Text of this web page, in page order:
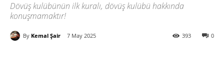
Dövüş kulübünün ilk kuralı, dövüş kulübü hakkında
konuşmamaktır!
By Kemal Şair 7 May 2025 0
393